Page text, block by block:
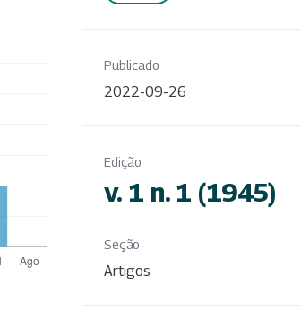
Publicado
2022-09-26
Edição
v. 1 n. 1 (1945)
Seção
Artigos